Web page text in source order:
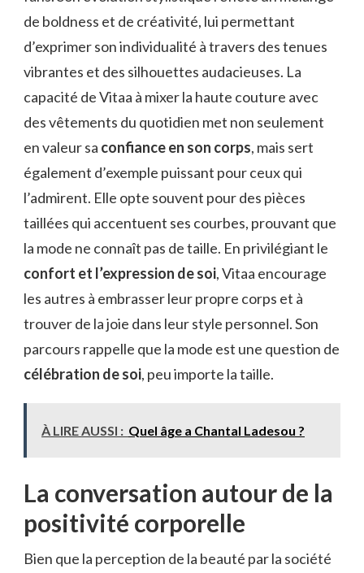
de boldness et de créativité, lui permettant
d’exprimer son individualité à travers des tenues
vibrantes et des silhouettes audacieuses. La
capacité de Vitaa à mixer la haute couture avec
des vêtements du quotidien met non seulement
en valeur sa confiance en son corps, mais sert
également d’exemple puissant pour ceux qui
l’admirent. Elle opte souvent pour des pièces
taillées qui accentuent ses courbes, prouvant que
la mode ne connaît pas de taille. En privilégiant le
confort et l’expression de soi, Vitaa encourage
les autres à embrasser leur propre corps et à
trouver de la joie dans leur style personnel. Son
parcours rappelle que la mode est une question de
célébration de soi, peu importe la taille.
À LIRE AUSSI : Quel âge a Chantal Ladesou ?
La conversation autour de la
positivité corporelle
Bien que la perception de la beauté par la société